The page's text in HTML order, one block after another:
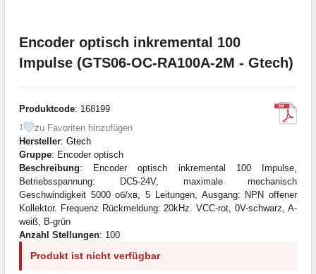
Encoder optisch inkremental 100
Impulse (GTS06-OC-RA100A-2M - Gtech)
Produktcode: 168199
1
zu Favoriten hinzufügen
Hersteller: Gtech
Gruppe: Encoder optisch
Beschreibung: Encoder optisch inkremental 100 Impulse,
Betriebsspannung: DC5-24V, maximale mechanisch
Geschwindigkeit 5000 об/хв, 5 Leitungen, Ausgang: NPN offener
Kollektor. Frequenz Rückmeldung: 20kHz. VCC-rot, 0V-schwarz, A-
weiß, B-grün
Anzahl Stellungen: 100
Produkt ist nicht verfügbar